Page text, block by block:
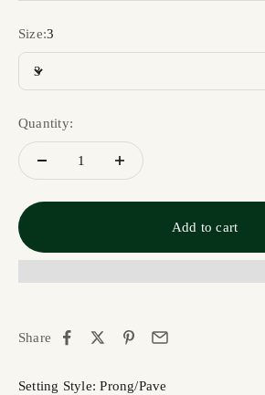
Size:3
3
Quantity:
Add to cart
Share
Setting Style: Prong/Pave